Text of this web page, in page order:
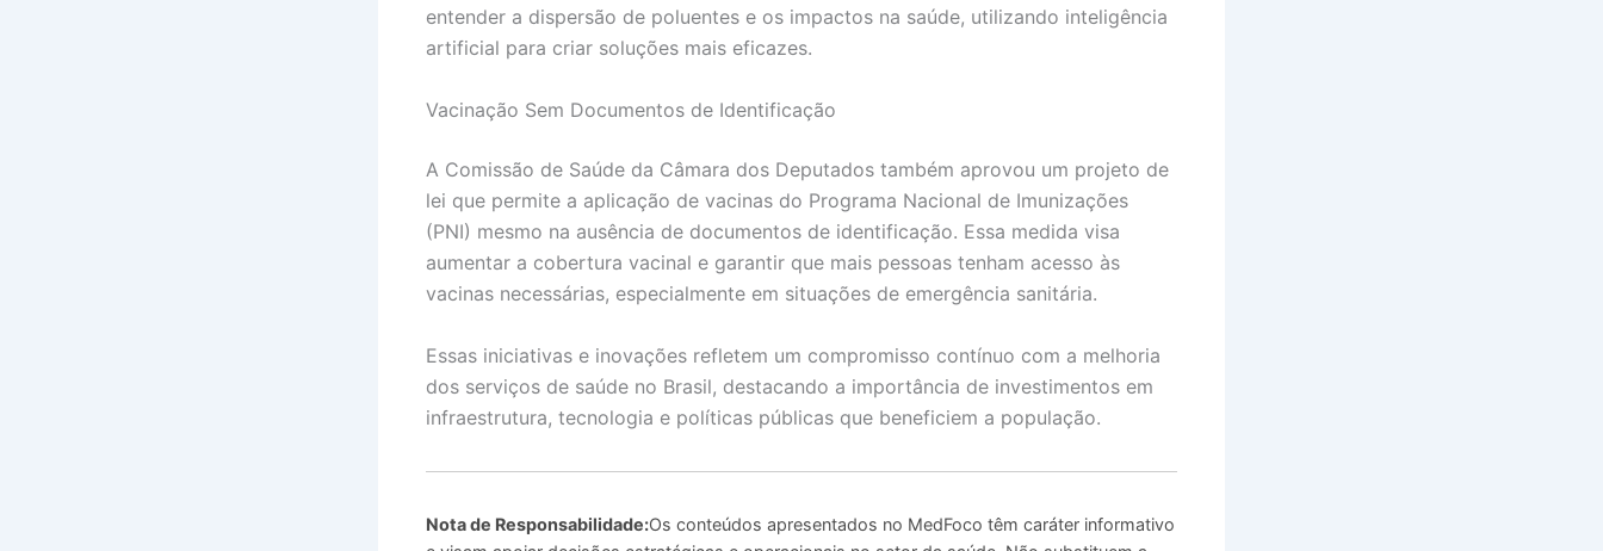
entender a dispersão de poluentes e os impactos na saúde, utilizando inteligência
artificial para criar soluções mais eficazes.
Vacinação Sem Documentos de Identificação
A Comissão de Saúde da Câmara dos Deputados também aprovou um projeto de
lei que permite a aplicação de vacinas do Programa Nacional de Imunizações
(PNI) mesmo na ausência de documentos de identificação. Essa medida visa
aumentar a cobertura vacinal e garantir que mais pessoas tenham acesso às
vacinas necessárias, especialmente em situações de emergência sanitária.
Essas iniciativas e inovações refletem um compromisso contínuo com a melhoria
dos serviços de saúde no Brasil, destacando a importância de investimentos em
infraestrutura, tecnologia e políticas públicas que beneficiem a população.
Nota de Responsabilidade:Os conteúdos apresentados no MedFoco têm caráter informativo